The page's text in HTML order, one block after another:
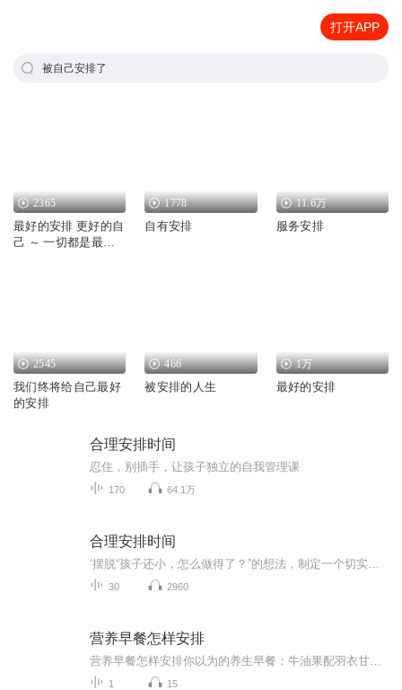
打开APP
被自己安排了
2365
最好的安排 更好的自
己 ～ 一切都是最好
1778
自有安排
11.6万
服务安排
2545
我们终将给自己最好
的安排
466
被安排的人生
1万
最好的安排
合理安排时间
忍住，别插手，让孩子独立的自我管理课
170 64.1万
合理安排时间
30 2960
营养早餐怎样安排
1 15